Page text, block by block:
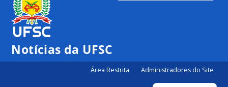
Notícias da UFSC
Área Restrita Administradores do Site